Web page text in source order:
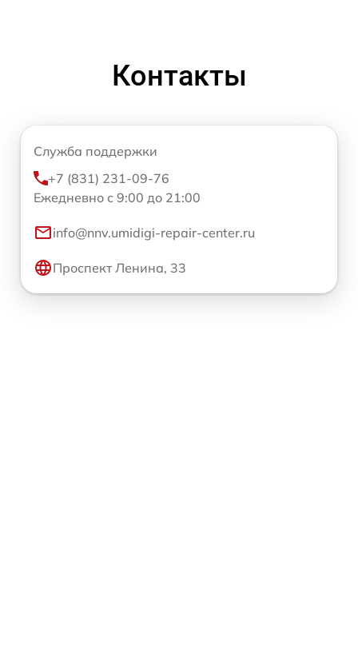
Контакты
Служба поддержки
+7 (831) 231-09-76
Ежедневно с 9:00 до 21:00
info@nnv.umidigi-repair-center.ru
Проспект Ленина, 33